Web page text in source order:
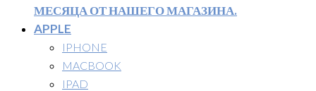
МЕСЯЦА ОТ НАШЕГО МАГАЗИНА.
APPLE
IPHONE
MACBOOK
IPAD